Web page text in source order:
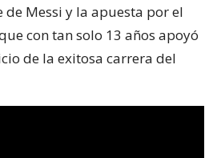
Messi y la apuesta por el
con tan solo 13 años apoyó
de la exitosa carrera del